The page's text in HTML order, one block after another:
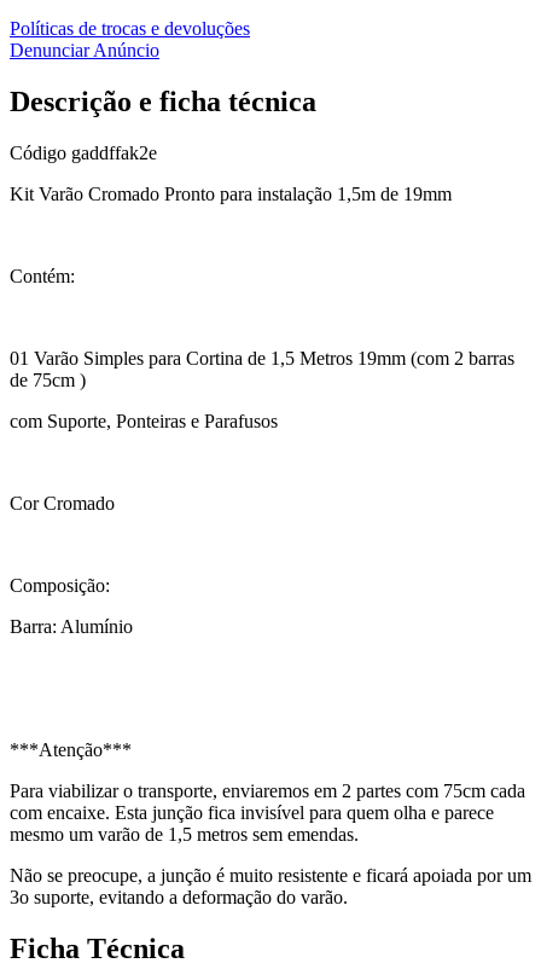
Políticas de trocas e devoluções
Denunciar Anúncio
Descrição e ficha técnica
Código gaddffak2e
Kit Varão Cromado Pronto para instalação 1,5m de 19mm
Contém:
01 Varão Simples para Cortina de 1,5 Metros 19mm (com 2 barras
de 75cm )
com Suporte, Ponteiras e Parafusos
Cor Cromado
Composição:
Barra: Alumínio
***Atenção***
Para viabilizar o transporte, enviaremos em 2 partes com 75cm cada
com encaixe. Esta junção fica invisível para quem olha e parece
mesmo um varão de 1,5 metros sem emendas.
Não se preocupe, a junção é muito resistente e ficará apoiada por um
3o suporte, evitando a deformação do varão.
Ficha Técnica